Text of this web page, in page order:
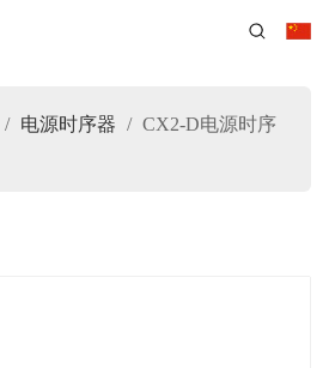
/ 电源时序器 / CX2-D电源时序